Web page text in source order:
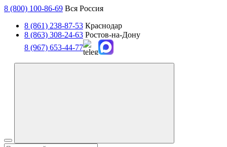
8 (800) 100-86-69 Вся Россия
8 (861) 238-87-53 Краснодар
8 (863) 308-24-63 Ростов-на-Дону
8 (967) 653-44-77